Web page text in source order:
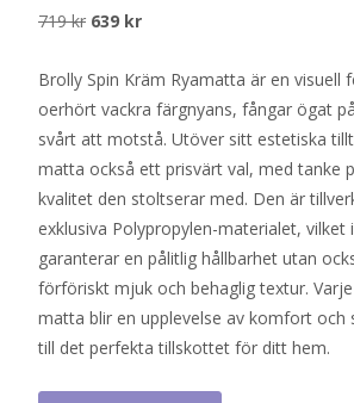
719kr Det
priset
var:
719 kr.
639 krDet
priset
är:
639 kr.
Brolly Spin Kräm Ryamatta är en visuell
oerhört vackra färgnyans, fångar ögat
svårt att motstå. Utöver sitt estetiska
matta också ett prisvärt val, med tanke
kvalitet den stoltserar med. Den är
exklusiva Polypropylen-materialet, vilket
garanterar en pålitlig hållbarhet utan
förföriskt mjuk och behaglig textur.
matta blir en upplevelse av komfort och
till det perfekta tillskottet för ditt hem.